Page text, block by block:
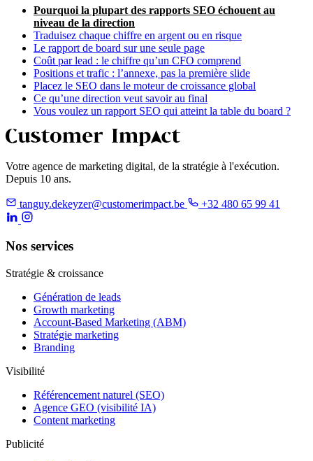
Pourquoi la plupart des rapports SEO échouent au
niveau de la direction
Traduisez chaque chiffre en argent ou en risque
Le rapport de board sur une seule page
Coût par lead : le chiffre qu’un CFO comprend
Positions et trafic : l’annexe, pas la première slide
Placez le SEO dans le moteur de croissance global
Ce qu’une direction veut savoir au final
Vous voulez un rapport SEO qui atteint la table du board ?
Votre agence de marketing digital, de la stratégie à l'exécution.
Depuis 10 ans.
tanguy.dekeyzer@customerimpact.be +32 480 65 99 41
Nos services
Stratégie & croissance
Génération de leads
Growth marketing
Account-Based Marketing (ABM)
Stratégie marketing
Branding
Visibilité
Référencement naturel (SEO)
Agence GEO (visibilité IA)
Content marketing
Publicité